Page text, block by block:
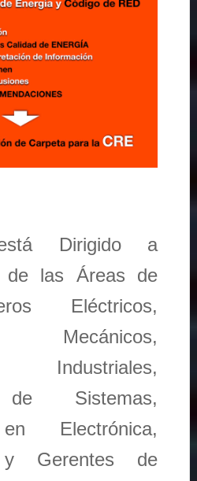
Dirigido a
de las Áreas de
Eléctricos,
Mecánicos,
Industriales,
de Sistemas,
Electrónica,
y Gerentes de